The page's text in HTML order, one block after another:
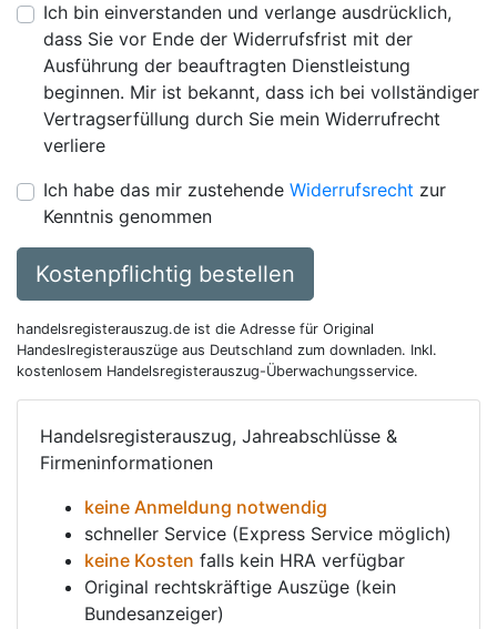
Ich bin einverstanden und verlange ausdrücklich,
dass Sie vor Ende der Widerrufsfrist mit der
Ausführung der beauftragten Dienstleistung
beginnen. Mir ist bekannt, dass ich bei vollständiger
Vertragserfüllung durch Sie mein Widerrufrecht
verliere
Ich habe das mir zustehende Widerrufsrecht zur
Kenntnis genommen
Kostenpflichtig bestellen
handelsregisterauszug.de ist die Adresse für Original
Handeslregisterauszüge aus Deutschland zum downladen. Inkl.
kostenlosem Handelsregisterauszug-Überwachungsservice.
Handelsregisterauszug, Jahreabschlüsse &
Firmeninformationen
keine Anmeldung notwendig
schneller Service (Express Service möglich)
keine Kosten falls kein HRA verfügbar
Original rechtskräftige Auszüge (kein
Bundesanzeiger)